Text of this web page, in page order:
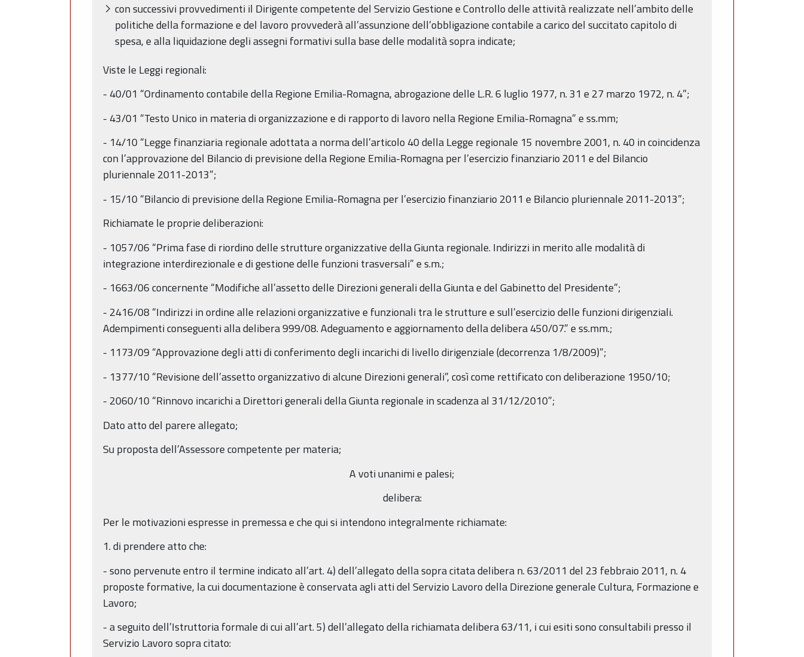
con successivi provvedimenti il Dirigente competente del Servizio Gestione e Controllo delle attività realizzate nell’ambito delle
politiche della formazione e del lavoro provvederà all’assunzione dell’obbligazione contabile a carico del succitato capitolo di
spesa, e alla liquidazione degli assegni formativi sulla base delle modalità sopra indicate;
Viste le Leggi regionali:
- 40/01 “Ordinamento contabile della Regione Emilia-Romagna, abrogazione delle L.R. 6 luglio 1977, n. 31 e 27 marzo 1972, n. 4”;
- 43/01 “Testo Unico in materia di organizzazione e di rapporto di lavoro nella Regione Emilia-Romagna” e ss.mm;
- 14/10 “Legge finanziaria regionale adottata a norma dell’articolo 40 della Legge regionale 15 novembre 2001, n. 40 in coincidenza
con l’approvazione del Bilancio di previsione della Regione Emilia-Romagna per l’esercizio finanziario 2011 e del Bilancio
pluriennale 2011-2013”;
- 15/10 “Bilancio di previsione della Regione Emilia-Romagna per l’esercizio finanziario 2011 e Bilancio pluriennale 2011-2013”;
Richiamate le proprie deliberazioni:
- 1057/06 “Prima fase di riordino delle strutture organizzative della Giunta regionale. Indirizzi in merito alle modalità di
integrazione interdirezionale e di gestione delle funzioni trasversali” e s.m.;
- 1663/06 concernente “Modifiche all’assetto delle Direzioni generali della Giunta e del Gabinetto del Presidente”;
- 2416/08 “Indirizzi in ordine alle relazioni organizzative e funzionali tra le strutture e sull’esercizio delle funzioni dirigenziali.
Adempimenti conseguenti alla delibera 999/08. Adeguamento e aggiornamento della delibera 450/07.” e ss.mm.;
- 1173/09 “Approvazione degli atti di conferimento degli incarichi di livello dirigenziale (decorrenza 1/8/2009)”;
- 1377/10 “Revisione dell’assetto organizzativo di alcune Direzioni generali”, così come rettificato con deliberazione 1950/10;
- 2060/10 “Rinnovo incarichi a Direttori generali della Giunta regionale in scadenza al 31/12/2010”;
Dato atto del parere allegato;
Su proposta dell’Assessore competente per materia;
A voti unanimi e palesi;
delibera:
Per le motivazioni espresse in premessa e che qui si intendono integralmente richiamate:
1. di prendere atto che:
- sono pervenute entro il termine indicato all’art. 4) dell’allegato della sopra citata delibera n. 63/2011 del 23 febbraio 2011, n. 4
proposte formative, la cui documentazione è conservata agli atti del Servizio Lavoro della Direzione generale Cultura, Formazione e
Lavoro;
- a seguito dell’Istruttoria formale di cui all’art. 5) dell’allegato della richiamata delibera 63/11, i cui esiti sono consultabili presso il
Servizio Lavoro sopra citato: